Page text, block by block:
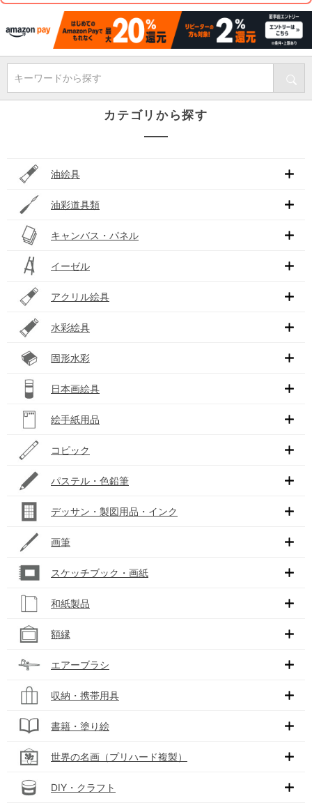
キーワードから探す
カテゴリから探す
油絵具
油彩道具類
キャンバス・パネル
イーゼル
アクリル絵具
水彩絵具
固形水彩
日本画絵具
絵手紙用品
コピック
パステル・色鉛筆
デッサン・製図用品・インク
画筆
スケッチブック・画紙
和紙製品
額縁
エアーブラシ
収納・携帯用具
書籍・塗り絵
世界の名画（プリハード複製）
DIY・クラフト